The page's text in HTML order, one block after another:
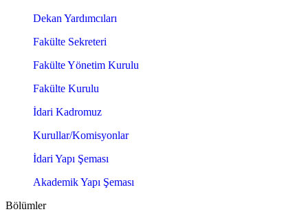
Dekan Yardımcıları
Fakülte Sekreteri
Fakülte Yönetim Kurulu
Fakülte Kurulu
İdari Kadromuz
Kurullar/Komisyonlar
İdari Yapı Şeması
Akademik Yapı Şeması
Bölümler